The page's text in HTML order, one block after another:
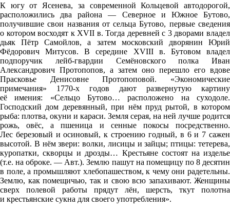
К югу от Ясенева, за современной Кольцевой автодорогой,
расположились два района — Северное и Южное Бутово,
получившие свои названия от сельца Бутово, первые сведения
о котором восходят к XVII в. Тогда деревней с 3 дворами владел
дьяк Пётр Самойлов, а затем московский дворянин Юрий
Фёдорович Митусов. В середине XVIII в. Бутовом владел
подпоручик лейб-гвардии Семёновского полка Иван
Александрович Протопопов, а затем оно перешло его вдове
Прасковье Денисовне Протопоповой. «Экономические
примечания» 1770-х годов дают развернутую картину
её имения: «Сельцо Бутово… расположено на суходоле.
Господский дом деревянный, при нём пруд рытой, в котором
рыба: плотва, окуни и караси. Земля серая, на ней лучше родится
рожь, овёс, а пшеница и сенные покосы посредственно.
Лес березовый и осиновый, к строению годный, в 6 и 7 сажен
высотой. В нём звери: волки, лисицы и зайцы; птицы: тетерева,
куропатки, скворцы и дрозды… Крестьяне состоят на изделье
(т.е. на оброке. — Авт.). Землю пашут на помещицу по 8 десятин
в поле, а промышляют хлебопашеством, к чему они радетельны.
Землю, как помещичью, так и свою всю запахивают. Женщины
сверх полевой работы прядут лён, шерсть, ткут полотна
и крестьянские сукна для своего употребления».